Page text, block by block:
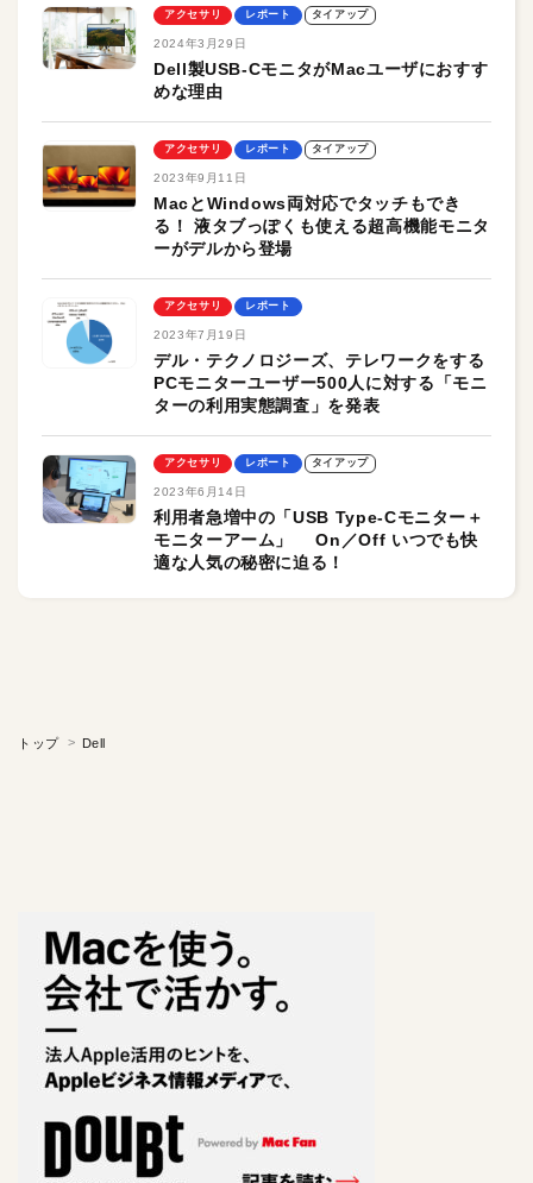
アクセサリ レポート タイアップ
2024年3月29日
Dell製USB-CモニタがMacユーザにおすす
めな理由
アクセサリ レポート タイアップ
2023年9月11日
MacとWindows両対応でタッチもでき
る！ 液タブっぽくも使える超高機能モニタ
ーがデルから登場
アクセサリ レポート
2023年7月19日
デル・テクノロジーズ、テレワークをする
PCモニターユーザー500人に対する「モニ
ターの利用実態調査」を発表
アクセサリ レポート タイアップ
2023年6月14日
利用者急増中の「USB Type-Cモニター＋
モニターアーム」 On／Off いつでも快
適な人気の秘密に迫る！
トップ Dell